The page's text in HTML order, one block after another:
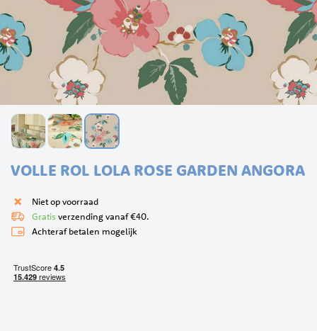
naar
begin
van
de
VOLLE ROL LOLA ROSE GARDEN ANGORA
Niet op voorraad
Gratis verzending vanaf €40.
Achteraf betalen mogelijk